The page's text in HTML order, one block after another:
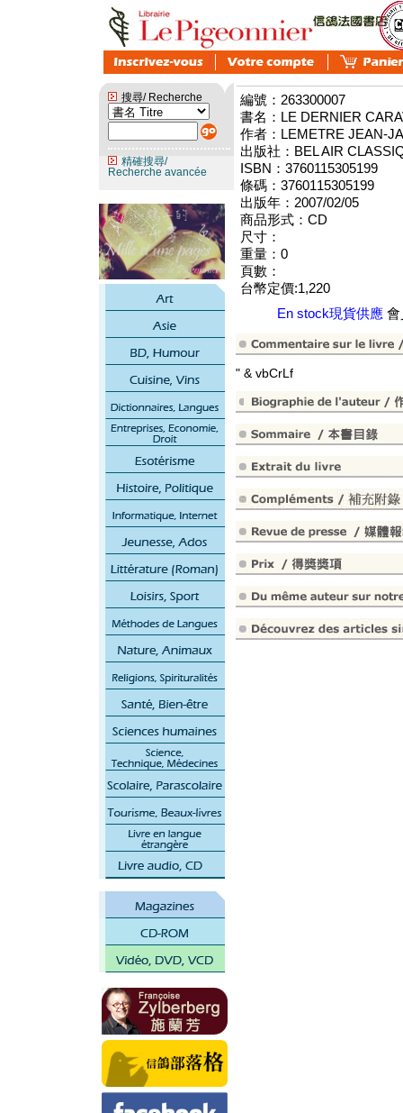
搜尋/ Recherche
精確搜尋/
Recherche avancée
編號：263300007
書名：LE DERNIER
作者：LEMETRE JEAN-
出版社：BEL AIR
ISBN：3760115305199
條碼：3760115305199
出版年：2007/02/05
商品形式：CD
尺寸：
重量：0
頁數：
台幣定價:1,220
En stock現貨供應 會
" & vbCrLf